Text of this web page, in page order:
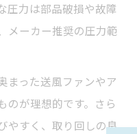
圧力は部品破損や故障
メーカー推奨の圧力範
まった送風ファンやア
のが理想的です。さら
やすく、取り回しの良